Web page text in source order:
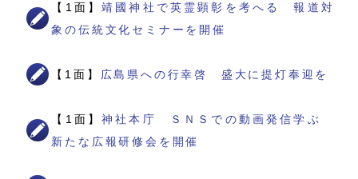
【1面】靖國神社で英霊顕彰を考へる 報道対
象の伝統文化セミナーを開催
【1面】 広島県への行幸啓 盛大に提灯奉迎を
【1面】神社本庁 ＳＮＳでの動画発信学ぶ
新たな広報研修会を開催